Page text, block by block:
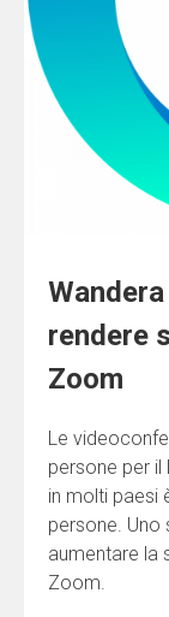
rendere
Zoom
Le
persone per
in molti paesi
persone. Uno
aumentare la
Zoom.